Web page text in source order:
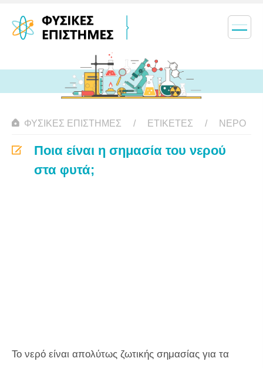
ΦΥΣΙΚΈΣ ΕΠΙΣΤΉΜΕΣ ΕΤΙΚΈΤΕΣ ΝΕΡΌ
Ποια είναι η σημασία του νερού
στα φυτά;
Το νερό είναι απολύτως ζωτικής σημασίας για τα